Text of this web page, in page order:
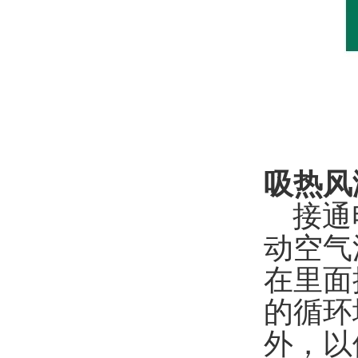
吸热
接
动空
在里
的循
外，